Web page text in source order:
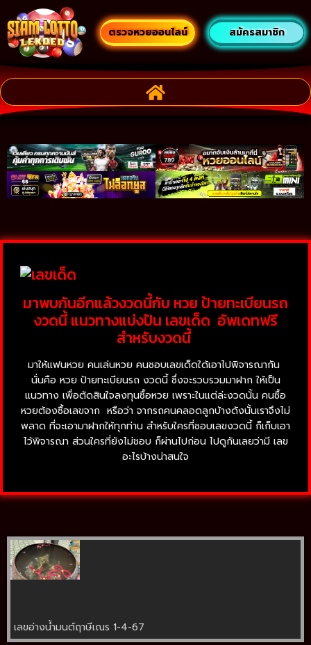
ตรวจหวยออนไลน์ สมัครสมาชิก
มาพบกันอีกแล้วงวดนี้กับ หวย ป้ายทะเบียนรถ
งวดนี้ แนวทางแบ่งปัน เลขเด็ด อัพเดทฟรี
สำหรับงวดนี้
มาให้แฟนหวย คนเล่นหวย คนชอบเลขเด็ดใด้เอาไปพิจารณากัน
นั่นคือ หวย ป้ายทะเบียนรถ งวดนี้ ซึ่งจะรวบรวมมาฝาก ให้เป็น
แนวทาง เพื่อตัดสินใจลงทุนซื้อหวย เพราะในแต่ล่ะงวดนั้น คนซื้อ
หวยต้องซื้อเลขจาก หรือว่า จากรถคนคลอดลูกบ้างดังนั้นเราจึงไม่
พลาด ที่จะเอามาฝากให้ทุกท่าน สำหรับใครที่ชอบเลขงวดนี้ ก็เก็บเอา
ไว้พิจารณา ส่วนใครที่ยังไม่ชอบ ก็ผ่านไปก่อน ไปดูกันเลยว่ามี เลข
อะไรบ้างน่าสนใจ
เลขอ่างน้ำมนต์ฤาษีเณร 1-4-67